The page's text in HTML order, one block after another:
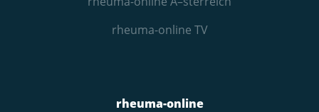
rheuma-online TV
rheuma-online